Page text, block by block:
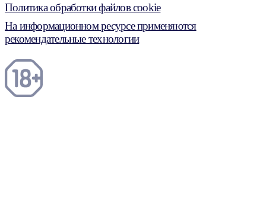
Политика обработки файлов cookie
На информационном ресурсе применяются
рекомендательные технологии